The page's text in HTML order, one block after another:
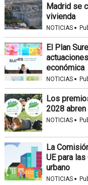
Madrid se
vivienda
NOTICIAS ·
El Plan
económica
NOTICIAS ·
Los
2028
NOTICIAS ·
La
UE para
urbano
NOTICIAS ·